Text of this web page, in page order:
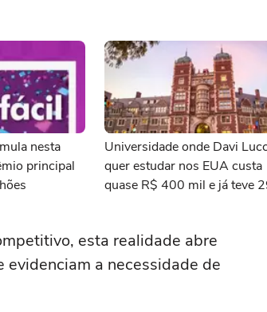
nesta
principal
Universidade onde Davi
quer estudar nos EUA custa
quase R$ 400 mil e já teve
esta realidade abre
a necessidade de